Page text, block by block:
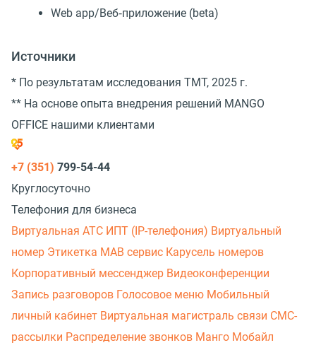
Web app/Веб‑приложение (beta)
Источники
* По результатам исследования TMT, 2025 г.
** На основе опыта внедрения решений MANGO
OFFICE нашими клиентами
+7 (351) 799-54-44
Круглосуточно
Телефония для бизнеса
Виртуальная АТС ИПТ (IP-телефония) Виртуальный
номер Этикетка МАВ сервис Карусель номеров
Корпоративный мессенджер Видеоконференции
Запись разговоров Голосовое меню Мобильный
личный кабинет Виртуальная магистраль связи СМС-
рассылки Распределение звонков Манго Мобайл